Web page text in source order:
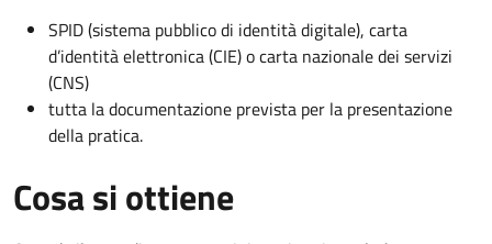
SPID (sistema pubblico di identità digitale), carta
d’identità elettronica (CIE) o carta nazionale dei servizi
(CNS)
tutta la documentazione prevista per la presentazione
della pratica.
Cosa si ottiene